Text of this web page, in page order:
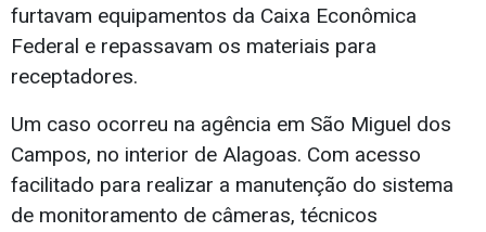
furtavam equipamentos da Caixa Econômica
Federal e repassavam os materiais para
receptadores.
Um caso ocorreu na agência em São Miguel dos
Campos, no interior de Alagoas. Com acesso
facilitado para realizar a manutenção do sistema
de monitoramento de câmeras, técnicos